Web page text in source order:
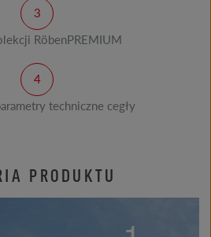
RöbenPREMIUM
techniczne cegły
PRODUKTU